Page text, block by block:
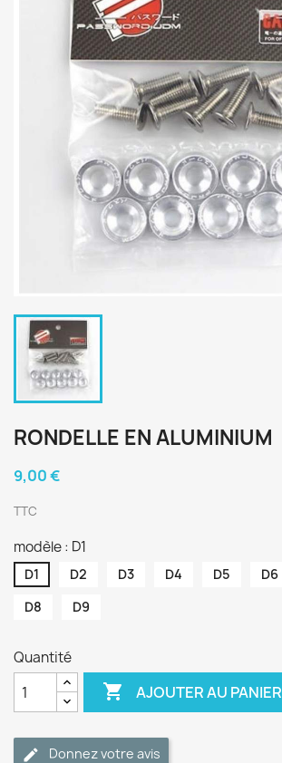
RONDELLE EN ALUMINIUM
9,00 €
TTC
modèle : D1
D1 D2 D3 D4 D5 D6
D8
D9
Quantité
 AJOUTER AU PANIER
Donnez votre avis